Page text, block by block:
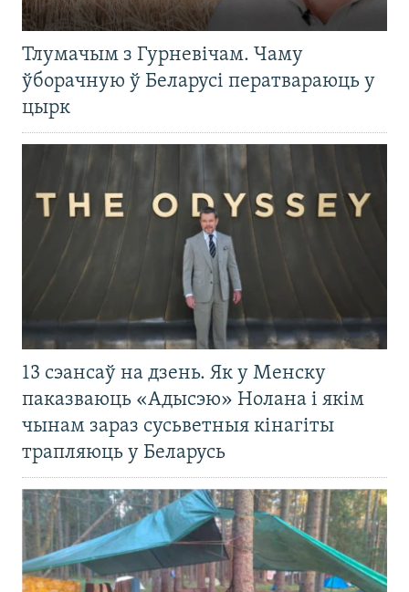
Тлумачым з Гурневічам. Чаму
ўборачную ў Беларусі ператвараюць у
цырк
13 сэансаў на дзень. Як у Менску
паказваюць «Адысэю» Нолана і якім
чынам зараз сусьветныя кінагіты
трапляюць у Беларусь